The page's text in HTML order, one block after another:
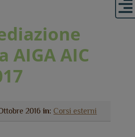
AIGA AIC
2016in: Corsi esterni